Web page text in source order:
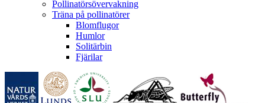
Pollinatörsövervakning
Träna på pollinatörer
Blomflugor
Humlor
Solitärbin
Fjärilar